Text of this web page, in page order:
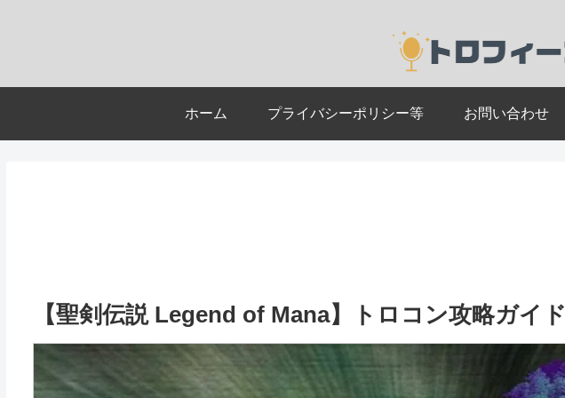
ホーム プライバシーポリシー等 お問い合わせ
【聖剣伝説 Legend of Mana】トロコン攻略ガイド